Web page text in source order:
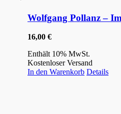
Wolfgang Pollanz –
16,00 €
Enthält 10% MwSt.
Kostenloser Versand
In den Warenkorb Details